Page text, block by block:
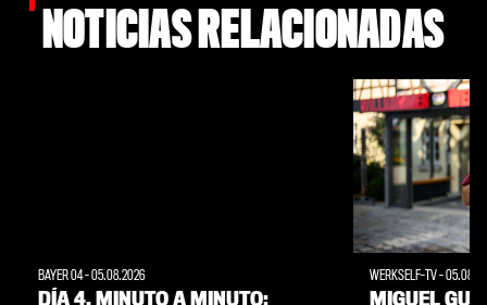
NOTICIAS RELACIONADAS
BAYER 04-05.08.2026
DÍA 4, MINUTO A MINUTO:
WERKSELF-TV-
MIGUEL